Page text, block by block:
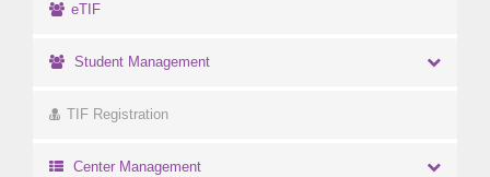
eTIF
Student Management
TIF Registration
Center Management